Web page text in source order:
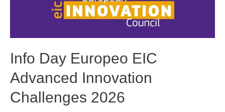
Info Day Europeo EIC
Advanced Innovation
Challenges 2026